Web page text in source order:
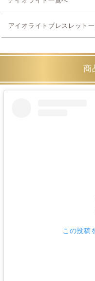
アイオライトブレスレット
商
この投稿